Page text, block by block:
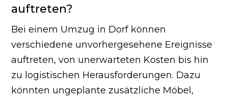
auftreten?
Bei einem Umzug in Dorf können
verschiedene unvorhergesehene Ereignisse
auftreten, von unerwarteten Kosten bis hin
zu logistischen Herausforderungen. Dazu
könnten ungeplante zusätzliche Möbel,